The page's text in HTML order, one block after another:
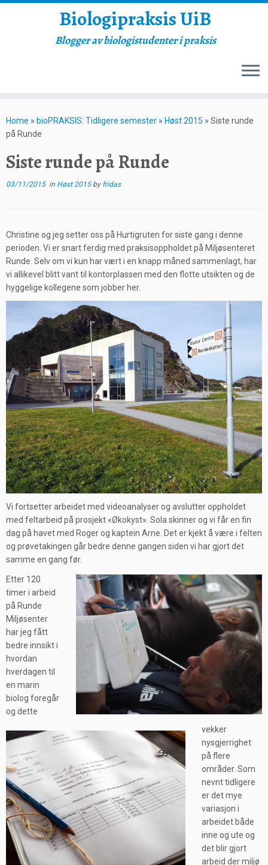
to
content
Biologipraksis UiB
Blogger av biologistudenter i praksis
Home » bioPRAKSIS: Tidligere semester » Høst 2015 » Siste runde
på Runde
Siste runde på Runde
03/11/2015in Høst 2015 by fridas
Christine og jeg setter oss på Hurtigruten for siste gang i denne
perioden. Vi er snart ferdig med praksisoppholdet på Miljøsenteret
Runde. Selv om vi kun har vært i en knapp måned sammenlagt, har
vi allikevel blitt vant til kontorplassen med den flotte utsikten og de
hyggelige kollegene som jobber her.
Vi fortsetter arbeidet med videoanalyser og avslutter oppholdet
med feltarbeid på prosjekt «Økokyst». Sola skinner og vi får en fin
dag på havet med Roger og kaptein Arne. Det er kjekt å være i felten
og prøvetakingen går bedre denne gangen siden vi har gjort det
samme en gang før.
Etter 120
timer i arbeid
på Runde
Miljøsenter
har jeg fått
bedre innsikt i
hvordan
hverdagen til
en marin
biolog foregår
og dette
vekker
nysgjerrighet
på flere
områder. Som
nevnt tidligere
er det mye
variasjon i
arbeidet både
inne og ute og
det blir gjort
arbeid der miljø